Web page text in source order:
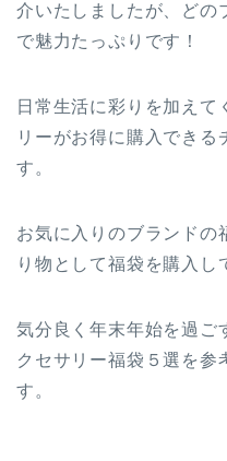
介いたしましたが、どの
で魅力たっぷりです！
日常生活に彩りを加えて
リーがお得に購入できる
す。
お気に入りのブランドの
り物として福袋を購入し
気分良く年末年始を過ご
クセサリー福袋５選を参
す。